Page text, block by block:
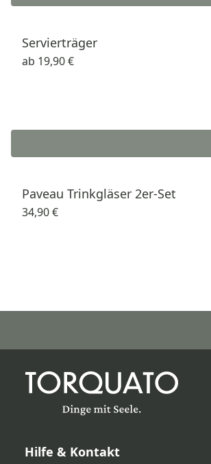
Servierträger
ab 19,90 €
Paveau Trinkgläser 2er-Set
34,90 €
Hilfe & Kontakt